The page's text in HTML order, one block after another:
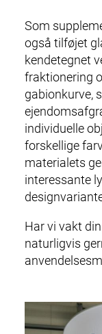
Som
også tilføjet
kendetegnet
fraktionering
gabionkurve,
individuelle
forskellige
materialets
interessante
Har vi vakt
naturligvis